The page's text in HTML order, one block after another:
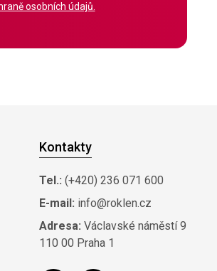
osobních údajů.
Kontakty
Tel.: (+420) 236 071 600
E-mail: info@roklen.cz
Adresa: Václavské náměstí 9
110 00 Praha 1